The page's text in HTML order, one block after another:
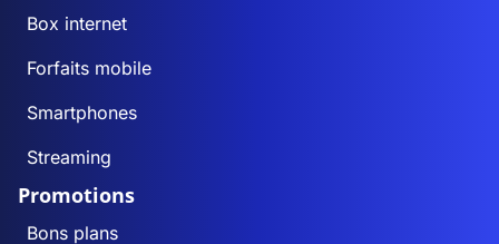
Box internet
Forfaits mobile
Smartphones
Streaming
Promotions
Bons plans